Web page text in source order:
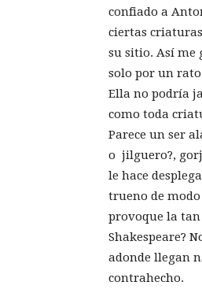
confiado a
ciertas
su sitio. Así me
solo por un
Ella no podría
como toda
Parece un ser
o jilguero?,
le hace
trueno de
provoque la
Shakespeare?
adonde llegan
contrahecho.